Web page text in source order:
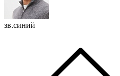
зв.синий